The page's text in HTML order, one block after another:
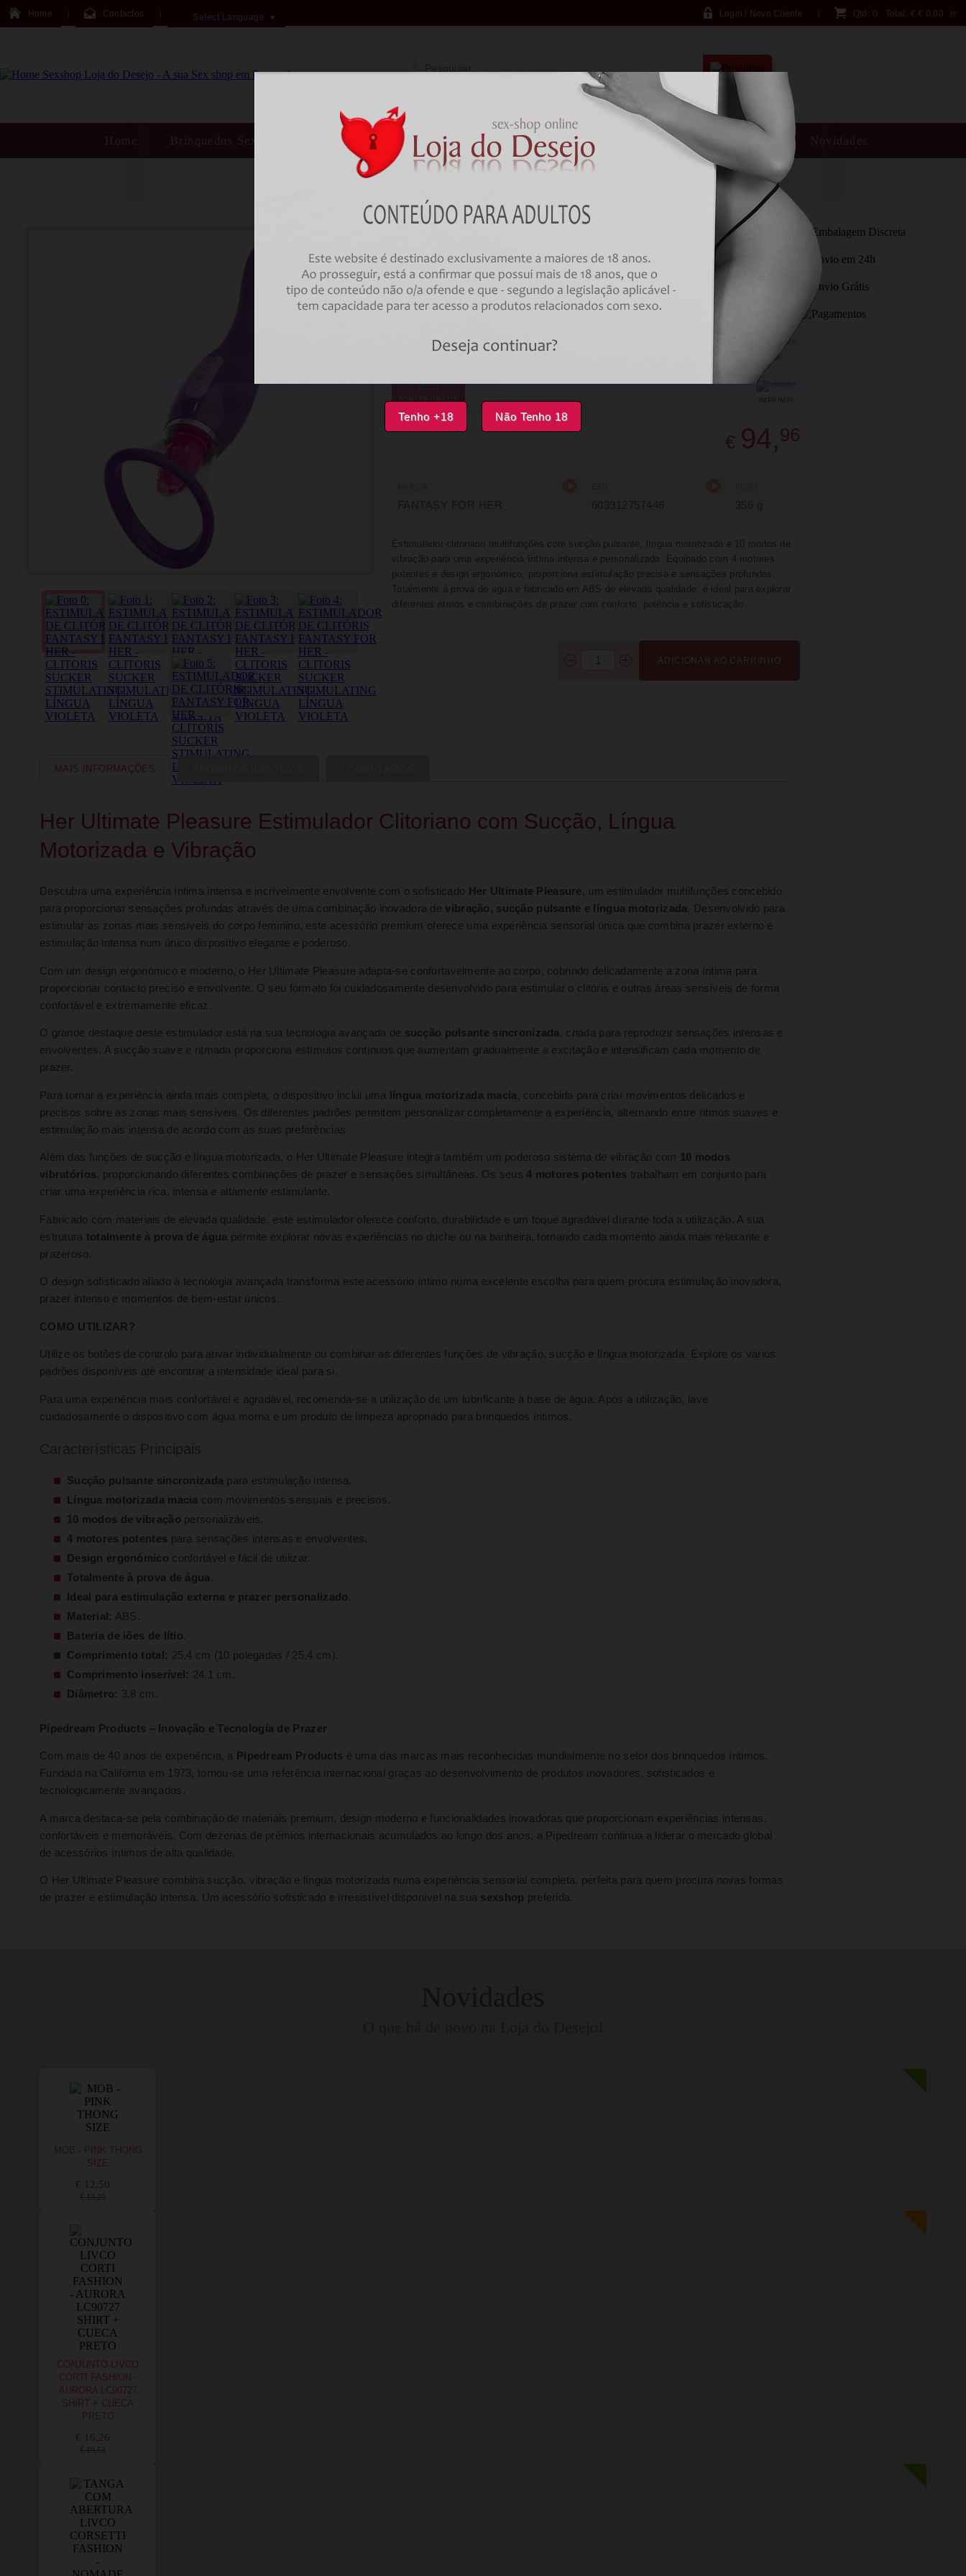
Tenho +18 Não Tenho 18
Home Contactos Select Language ▼ Login / Novo Cliente Qtd: 0 Total: € € 0,00
PESQUISA AVANÇADA
Home Brinquedos Sexuais Vibradores Lingerie Farmácia Brincadeiras Novidades
HOME
ESTIMULADOR DE CLITÓRIS FANTASY FOR HER -
CLITORIS SUCKER STIMULATING LÍNGUA VIOLETA
Código:00035722
PORTES GRÁTIS
SUGERIR
€ 94,96
FANTASY FOR HER 603912757446 356 g
Estimulador clitoriano multifunções com sucção pulsante, língua motorizada e 10 modos de
vibração para uma experiência íntima intensa e personalizada. Equipado com 4 motores
potentes e design ergonómico, proporciona estimulação precisa e sensações profundas.
Totalmente à prova de água e fabricado em ABS de elevada qualidade, é ideal para explorar
diferentes ritmos e combinações de prazer com conforto, potência e sofisticação.
ADICIONAR AO CARRINHO
MAIS INFORMAÇÕES
Her Ultimate Pleasure Estimulador Clitoriano com Sucção, Língua
Motorizada e Vibração
Descubra uma experiência íntima intensa e incrivelmente envolvente com o sofisticado Her Ultimate Pleasure , um estimulador multifunções concebido
para proporcionar sensações profundas através de uma combinação inovadora de vibração, sucção pulsante e língua motorizada . Desenvolvido para
estimular as zonas mais sensíveis do corpo feminino, este acessório premium oferece uma experiência sensorial única que combina prazer externo e
estimulação intensa num único dispositivo elegante e poderoso.
Com um design ergonómico e moderno, o Her Ultimate Pleasure adapta-se confortavelmente ao corpo, cobrindo delicadamente a zona íntima para
proporcionar contacto preciso e envolvente. O seu formato foi cuidadosamente desenvolvido para estimular o clitóris e outras áreas sensíveis de forma
confortável e extremamente eficaz.
O grande destaque deste estimulador está na sua tecnologia avançada de sucção pulsante sincronizada , criada para reproduzir sensações intensas e
envolventes. A sucção suave e ritmada proporciona estímulos contínuos que aumentam gradualmente a excitação e intensificam cada momento de
prazer.
Para tornar a experiência ainda mais completa, o dispositivo inclui uma língua motorizada macia , concebida para criar movimentos delicados e
precisos sobre as zonas mais sensíveis. Os diferentes padrões permitem personalizar completamente a experiência, alternando entre ritmos suaves e
estimulação mais intensa de acordo com as suas preferências.
Além das funções de sucção e língua motorizada, o Her Ultimate Pleasure integra também um poderoso sistema de vibração com 10 modos
vibratórios, proporcionando diferentes combinações de prazer e sensações simultâneas. Os seus 4 motores potentes trabalham em conjunto para
criar uma experiência rica, intensa e altamente estimulante.
Fabricado com materiais de elevada qualidade, este estimulador oferece conforto, durabilidade e um toque agradável durante toda a utilização. A sua
estrutura totalmente à prova de água permite explorar novas experiências no duche ou na banheira, tornando cada momento ainda mais relaxante e
prazeroso.
O design sofisticado aliado à tecnologia avançada transforma este acessório íntimo numa excelente escolha para quem procura estimulação inovadora,
prazer intenso e momentos de bem-estar únicos.
COMO UTILIZAR?
Utilize os botões de controlo para ativar individualmente ou combinar as diferentes funções de vibração, sucção e língua motorizada. Explore os vários
padrões disponíveis até encontrar a intensidade ideal para si.
Para uma experiência mais confortável e agradável, recomenda-se a utilização de um lubrificante à base de água. Após a utilização, lave
cuidadosamente o dispositivo com água morna e um produto de limpeza apropriado para brinquedos íntimos.
Características Principais
Sucção pulsante sincronizada para estimulação intensa.
Língua motorizada macia com movimentos sensuais e precisos.
10 modos de vibração personalizáveis.
4 motores potentes para sensações intensas e envolventes.
Design ergonómico confortável e fácil de utilizar.
Totalmente à prova de água
Ideal para estimulação externa e prazer personalizado
Material: ABS.
Bateria de iões de lítio
Comprimento total: 25,4 cm (10 polegadas / 25,4 cm).
Comprimento inserível: 24,1 cm.
Diâmetro: 3,8 cm.
Pipedream Products – Inovação e Tecnologia de Prazer
Com mais de 40 anos de experiência, a Pipedream Products é uma das marcas mais reconhecidas mundialmente no setor dos brinquedos íntimos.
Fundada na Califórnia em 1973, tornou-se uma referência internacional graças ao desenvolvimento de produtos inovadores, sofisticados e
tecnologicamente avançados.
A marca destaca-se pela combinação de materiais premium, design moderno e funcionalidades inovadoras que proporcionam experiências intensas,
confortáveis e memoráveis. Com dezenas de prémios internacionais acumulados ao longo dos anos, a Pipedream continua a liderar o mercado global
de acessórios íntimos de alta qualidade.
O Her Ultimate Pleasure combina sucção, vibração e língua motorizada numa experiência sensorial completa, perfeita para quem procura novas formas
de prazer e estimulação intensa. Um acessório sofisticado e irresistível disponível na sua sexshop preferida.
MOB - PINK THONG
SIZE
€ 12,50
€ 13,25
CONJUNTO LIVCO
CORTI FASHION -
AURORA LC90727
SHIRT + CUECA
PRETO
€ 16,26
€ 19,51